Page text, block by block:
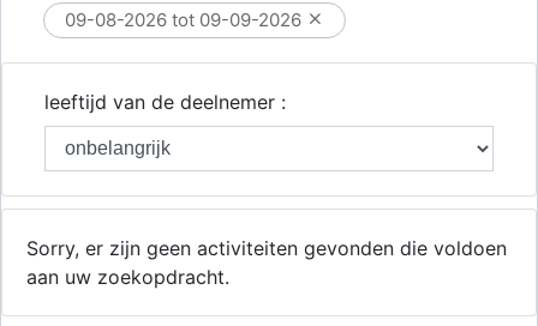
09-08-2026 tot 09-09-2026
leeftijd van de deelnemer :
Sorry, er zijn geen activiteiten gevonden die voldoen
aan uw zoekopdracht.